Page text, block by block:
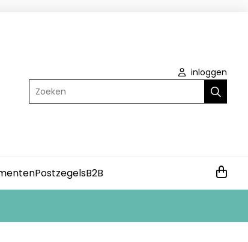
inloggen
Zoeken
PostzegelsB2B